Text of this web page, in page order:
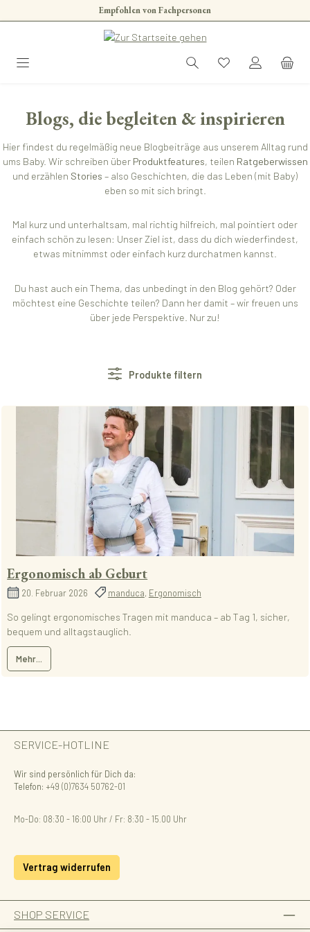
Zum Hauptinhalt springenEmpfohlen von Fachpersonen
Blogs, die begleiten & inspirieren
Hier findest du regelmäßig neue Blogbeiträge aus unserem Alltag rund
ums Baby. Wir schreiben über Produktfeatures, teilen Ratgeberwissen
und erzählen Stories – also Geschichten, die das Leben (mit Baby)
eben so mit sich bringt.
Mal kurz und unterhaltsam, mal richtig hilfreich, mal pointiert oder
einfach schön zu lesen: Unser Ziel ist, dass du dich wiederfindest,
etwas mitnimmst oder einfach kurz durchatmen kannst.
Du hast auch ein Thema, das unbedingt in den Blog gehört? Oder
möchtest eine Geschichte teilen? Dann her damit – wir freuen uns
über jede Perspektive. Nur zu!
Produkte filtern
Ergonomisch ab Geburt
20. Februar 2026 manduca, Ergonomisch
So gelingt ergonomisches Tragen mit manduca – ab Tag 1, sicher,
bequem und alltagstauglich.
Mehr...
SERVICE-HOTLINE
Wir sind persönlich für Dich da:
Telefon: +49 (0)7634 50762-01
Mo-Do: 08:30 - 16:00 Uhr / Fr: 8:30 - 15.00 Uhr
Vertrag widerrufen
SHOP SERVICE